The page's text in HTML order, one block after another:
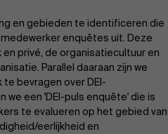
en gebieden te identificeren die
enquêtes uit. Deze
privé, de organisatiecultuur en
Parallel daaraan zijn we
bevragen over DEI-
een 'DEI-puls enquête' die is
te evalueren op het gebied van
eerlijkheid en